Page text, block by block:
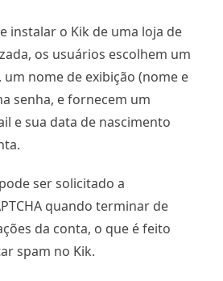
instalar o Kik de uma loja de
os usuários escolhem um
nome de exibição (nome e
senha, e fornecem um
e sua data de nascimento
ser solicitado a
quando terminar de
da conta, o que é feito
spam no Kik.